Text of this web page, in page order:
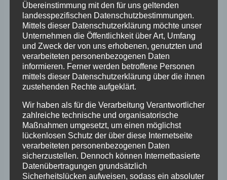
Hier die Termine:
23.05.2024
27.06.2024
12.09.2024
24.10.2024
19.12.2024
Start ist jeweils um 18:00 Uhr.
Achtung:nicht jeder Termin ist an einem
Donnerstag!
Übereinstimmung mit den für uns geltenden
landesspezifischen Datenschutzbestimmungen.
Mittels dieser Datenschutzerklärung möchte unser
Unternehmen die Öffentlichkeit über Art, Umfang
und Zweck der von uns erhobenen, genutzten und
verarbeiteten personenbezogenen Daten
informieren. Ferner werden betroffene Personen
mittels dieser Datenschutzerklärung über die ihnen
zustehenden Rechte aufgeklärt.
Wir haben als für die Verarbeitung Verantwortlicher
zahlreiche technische und organisatorische
Maßnahmen umgesetzt, um einen möglichst
lückenlosen Schutz der über diese Internetseite
verarbeiteten personenbezogenen Daten
sicherzustellen. Dennoch können Internetbasierte
Datenübertragungen grundsätzlich
Sicherheitslücken aufweisen, sodass ein absoluter